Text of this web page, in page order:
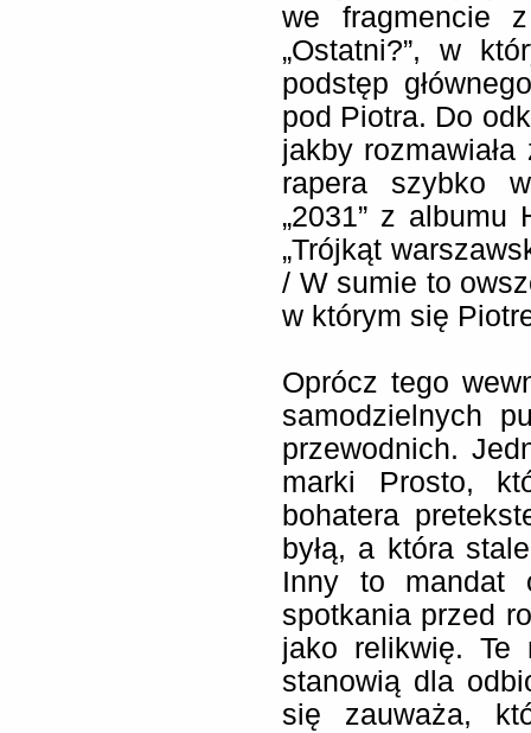
we fragmencie
„Ostatni?”, w
podstęp
pod Piotra. Do
jakby
rapera szybko
„2031” z
„Trójkąt
/ W sumie to
w którym się
Oprócz tego
samodzielnych
przewodnich.
marki Prosto,
bohatera
byłą, a która
Inny to mandat
spotkania przed
jako relikwię.
stanowią dla
się zauważa,